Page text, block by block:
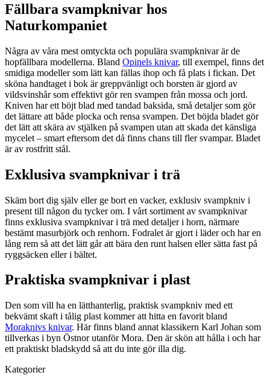
Fällbara svampknivar hos
Naturkompaniet
Några av våra mest omtyckta och populära svampknivar är de
hopfällbara modellerna. Bland Opinels knivar, till exempel, finns det
smidiga modeller som lätt kan fällas ihop och få plats i fickan. Det
sköna handtaget i bok är greppvänligt och borsten är gjord av
vildsvinshår som effektivt gör ren svampen från mossa och jord.
Kniven har ett böjt blad med tandad baksida, små detaljer som gör
det lättare att både plocka och rensa svampen. Det böjda bladet gör
det lätt att skära av stjälken på svampen utan att skada det känsliga
mycelet – smart eftersom det då finns chans till fler svampar. Bladet
är av rostfritt stål.
Exklusiva svampknivar i trä
Skäm bort dig själv eller ge bort en vacker, exklusiv svampkniv i
present till någon du tycker om. I vårt sortiment av svampknivar
finns exklusiva svampknivar i trä med detaljer i horn, närmare
bestämt masurbjörk och renhorn. Fodralet är gjort i läder och har en
lång rem så att det lätt går att bära den runt halsen eller sätta fast på
ryggsäcken eller i bältet.
Praktiska svampknivar i plast
Den som vill ha en lätthanterlig, praktisk svampkniv med ett
bekvämt skaft i tålig plast kommer att hitta en favorit bland
Moraknivs knivar. Här finns bland annat klassikern Karl Johan som
tillverkas i byn Östnor utanför Mora. Den är skön att hålla i och har
ett praktiskt bladskydd så att du inte gör illa dig.
Kategorier